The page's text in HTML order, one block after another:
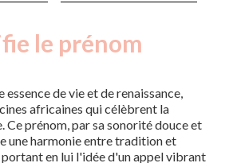
le prénom
essence de vie et de renaissance,
africaines qui célèbrent la
Ce prénom, par sa sonorité douce et
une harmonie entre tradition et
en lui l'idée d'un appel vibrant